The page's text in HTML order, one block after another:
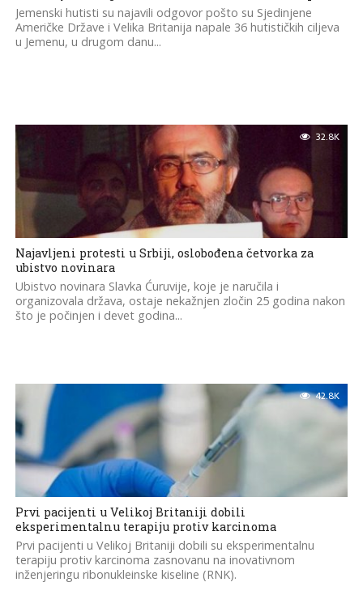
Jemenski hutisti su najavili odgovor pošto su Sjedinjene
Američke Države i Velika Britanija napale 36 hutističkih ciljeva
u Jemenu, u drugom danu...
32.8K
Najavljeni protesti u Srbiji, oslobođena četvorka za
ubistvo novinara
Ubistvo novinara Slavka Ćuruvije, koje je naručila i
organizovala država, ostaje nekažnjen zločin 25 godina nakon
što je počinjen i devet godina...
42.8K
Prvi pacijenti u Velikoj Britaniji dobili
eksperimentalnu terapiju protiv karcinoma
Prvi pacijenti u Velikoj Britaniji dobili su eksperimentalnu
terapiju protiv karcinoma zasnovanu na inovativnom
inženjeringu ribonukleinske kiseline (RNK).